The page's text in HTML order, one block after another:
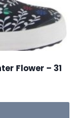
Flower – 31